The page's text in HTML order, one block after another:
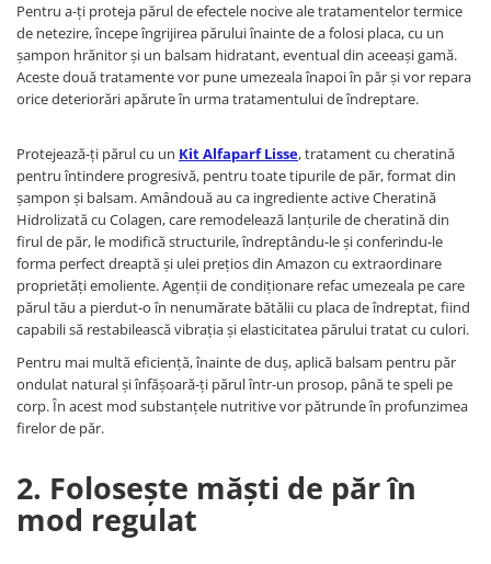
Pentru a-ți proteja părul de efectele nocive ale tratamentelor termice
de netezire, începe îngrijirea părului înainte de a folosi placa, cu un
șampon hrănitor și un balsam hidratant, eventual din aceeași gamă.
Aceste două tratamente vor pune umezeala înapoi în păr și vor repara
orice deteriorări apărute în urma tratamentului de îndreptare.
Protejează-ți părul cu un Kit Alfaparf Lisse, tratament cu cheratină
pentru întindere progresivă, pentru toate tipurile de păr, format din
șampon și balsam. Amândouă au ca ingrediente active Cheratină
Hidrolizată cu Colagen, care remodelează lanțurile de cheratină din
firul de păr, le modifică structurile, îndreptându-le și conferindu-le
forma perfect dreaptă și ulei prețios din Amazon cu extraordinare
proprietăți emoliente. Agenții de condiționare refac umezeala pe care
părul tău a pierdut-o în nenumărate bătălii cu placa de îndreptat, fiind
capabili să restabilească vibrația și elasticitatea părului tratat cu culori.
Pentru mai multă eficiență, înainte de duș, aplică balsam pentru păr
ondulat natural și înfășoară-ți părul într-un prosop, până te speli pe
corp. În acest mod substanțele nutritive vor pătrunde în profunzimea
firelor de păr.
2. Folosește măști de păr în
mod regulat